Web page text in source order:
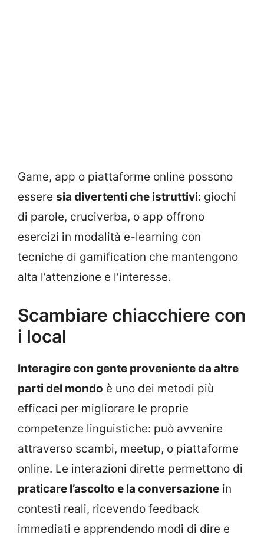
Game, app o piattaforme online possono
essere sia divertenti che istruttivi: giochi
di parole, cruciverba, o app offrono
esercizi in modalità e-learning con
tecniche di gamification che mantengono
alta l’attenzione e l’interesse.
Scambiare chiacchiere con
i local
Interagire con gente proveniente da altre
parti del mondo è uno dei metodi più
efficaci per migliorare le proprie
competenze linguistiche: può avvenire
attraverso scambi, meetup, o piattaforme
online. Le interazioni dirette permettono di
praticare l’ascolto e la conversazione in
contesti reali, ricevendo feedback
immediati e apprendendo modi di dire e